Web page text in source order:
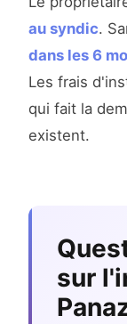
au syndic.
dans les 6
Les frais
qui fait la
existent.
sur